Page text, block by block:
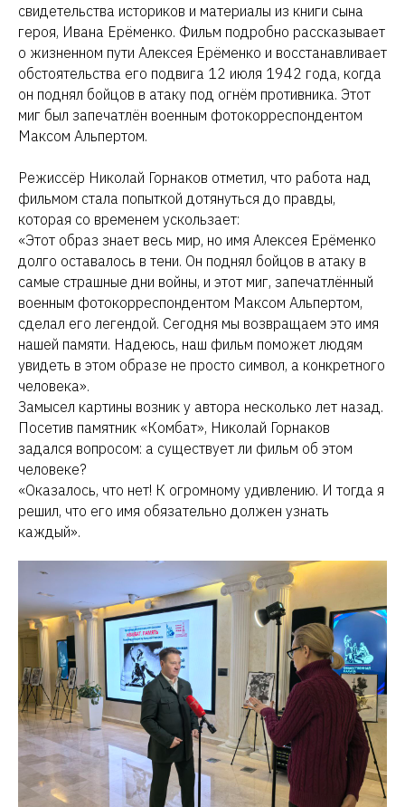
свидетельства историков и материалы из книги сына
героя, Ивана Ерёменко. Фильм подробно рассказывает
о жизненном пути Алексея Ерёменко и восстанавливает
обстоятельства его подвига 12 июля 1942 года, когда
он поднял бойцов в атаку под огнём противника. Этот
миг был запечатлён военным фотокорреспондентом
Максом Альпертом.
Режиссёр Николай Горнаков отметил, что работа над
фильмом стала попыткой дотянуться до правды,
которая со временем ускользает:
«Этот образ знает весь мир, но имя Алексея Ерёменко
долго оставалось в тени. Он поднял бойцов в атаку в
самые страшные дни войны, и этот миг, запечатлённый
военным фотокорреспондентом Максом Альпертом,
сделал его легендой. Сегодня мы возвращаем это имя
нашей памяти. Надеюсь, наш фильм поможет людям
увидеть в этом образе не просто символ, а конкретного
человека».
Замысел картины возник у автора несколько лет назад.
Посетив памятник «Комбат», Николай Горнаков
задался вопросом: а существует ли фильм об этом
человеке?
«Оказалось, что нет! К огромному удивлению. И тогда я
решил, что его имя обязательно должен узнать
каждый».